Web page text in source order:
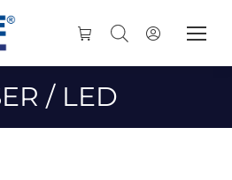
/ LED